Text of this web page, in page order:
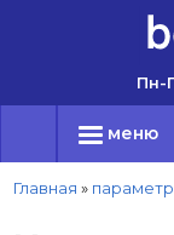
Пн-
меню
Главная »